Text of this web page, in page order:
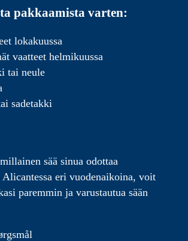
pakkaamista varten:
lokakuussa
vaatteet helmikuussa
tai neule
sadetakki
sää sinua odottaa
Alicantessa eri vuodenaikoina, voit
paremmin ja varustautua sään